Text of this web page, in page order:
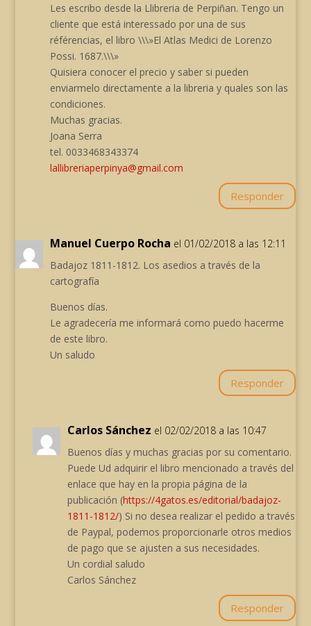
Les escribo desde la Llibreria de Perpiñan. Tengo un
cliente que está interessado por una de sus
référencias, el libro \\\»El Atlas Medici de Lorenzo
Possi. 1687.\\\»
Quisiera conocer el precio y saber si pueden
enviarmelo directamente a la libreria y quales son las
condiciones.
Muchas gracias.
Joana Serra
tel. 0033468343374
lallibreriaperpinya@gmail.com
Responder
Manuel Cuerpo Rocha el 01/02/2018 a las 12:11
Badajoz 1811-1812. Los asedios a través de la
cartografía
Buenos días.
Le agradecería me informará como puedo hacerme
de este libro.
Un saludo
Responder
Carlos Sánchez el 02/02/2018 a las 10:47
Buenos días y muchas gracias por su comentario.
Puede Ud adquirir el libro mencionado a través del
enlace que hay en la propia página de la
publicación (https://4gatos.es/editorial/badajoz-
1811-1812/) Si no desea realizar el pedido a través
de Paypal, podemos proporcionarle otros medios
de pago que se ajusten a sus necesidades.
Un cordial saludo
Carlos Sánchez
Responder